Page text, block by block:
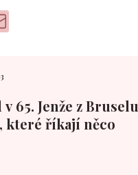
65. Jenže z Bruselu
které říkají něco